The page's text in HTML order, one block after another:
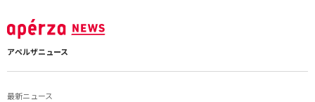
アペルザニュース
最新ニュース